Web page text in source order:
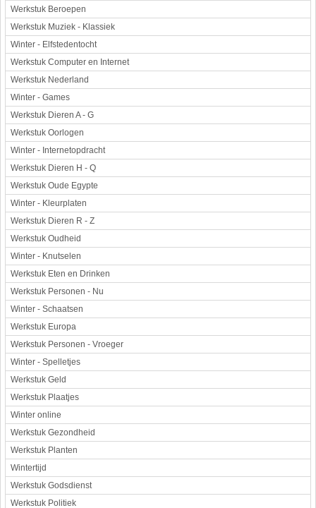
Werkstuk Beroepen
Werkstuk Muziek - Klassiek
Winter - Elfstedentocht
Werkstuk Computer en Internet
Werkstuk Nederland
Winter - Games
Werkstuk Dieren A - G
Werkstuk Oorlogen
Winter - Internetopdracht
Werkstuk Dieren H - Q
Werkstuk Oude Egypte
Winter - Kleurplaten
Werkstuk Dieren R - Z
Werkstuk Oudheid
Winter - Knutselen
Werkstuk Eten en Drinken
Werkstuk Personen - Nu
Winter - Schaatsen
Werkstuk Europa
Werkstuk Personen - Vroeger
Winter - Spelletjes
Werkstuk Geld
Werkstuk Plaatjes
Winter online
Werkstuk Gezondheid
Werkstuk Planten
Wintertijd
Werkstuk Godsdienst
Werkstuk Politiek